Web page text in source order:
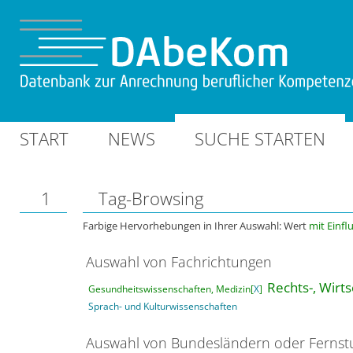
START NEWS SUCHE STARTEN
1 Tag-Browsing
Farbige Hervorhebungen in Ihrer Auswahl: Wert mit
Auswahl von Fachrichtungen
Gesundheitswissenschaften, Medizin[X] Rechts-,
Sprach- und Kulturwissenschaften
Auswahl von Bundesländern oder